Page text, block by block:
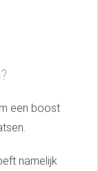
een boost
namelijk